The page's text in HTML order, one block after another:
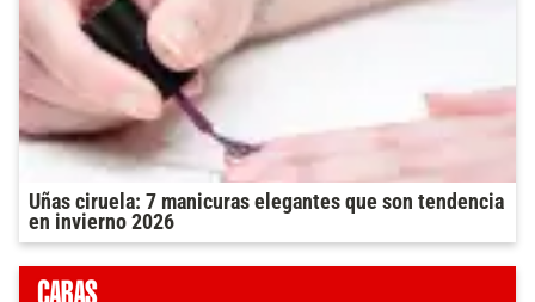
Uñas ciruela: 7 manicuras elegantes que son tendencia
en invierno 2026